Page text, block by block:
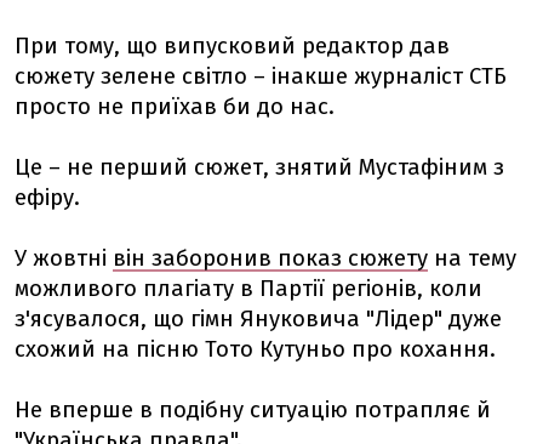
При тому, що випусковий редактор дав
сюжету зелене світло – інакше журналіст СТБ
просто не приїхав би до нас.
Це – не перший сюжет, знятий Мустафіним з
ефіру.
У жовтні він заборонив показ сюжету на тему
можливого плагіату в Партії регіонів, коли
з'ясувалося, що гімн Януковича "Лідер" дуже
схожий на пісню Тото Кутуньо про кохання.
Не вперше в подібну ситуацію потрапляє й